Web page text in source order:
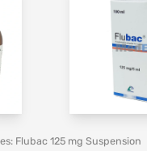
Flubac 125 mg Suspension